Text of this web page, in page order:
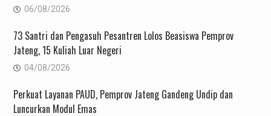
06/08/2026
73 Santri dan Pengasuh Pesantren Lolos Beasiswa Pemprov
Jateng, 15 Kuliah Luar Negeri
04/08/2026
Perkuat Layanan PAUD, Pemprov Jateng Gandeng Undip dan
Luncurkan Modul Emas